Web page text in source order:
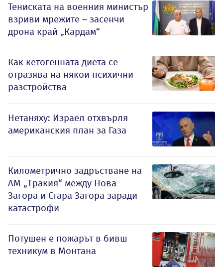
Тениската на военния министър
взриви мрежите – засенчи
дрона край „Кардам“
Как кетогенната диета се
отразява на някои психични
разстройства
Нетаняху: Израел отхвърля
американския план за Газа
Километрично задръстване на
АМ „Тракия“ между Нова
Загора и Стара Загора заради
катастрофи
Потушен е пожарът в бивш
техникум в Монтана